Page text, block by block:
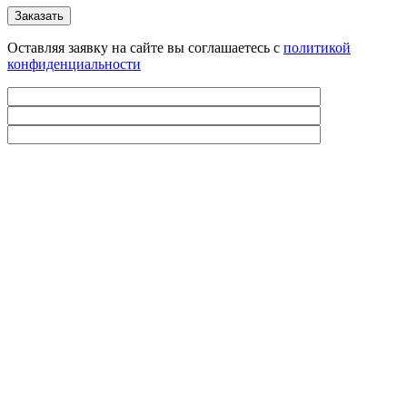
Оставляя заявку на сайте вы соглашаетесь с политикой
конфиденциальности